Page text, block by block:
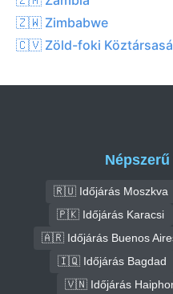
🇿🇼 Zimbabwe
🇨🇻 Zöld-foki
🇷🇺 Időjárás Moszkva
🇵🇰 Időjárás Karacsi
🇦🇷 Időjárás Buenos
🇮🇶 Időjárás Bagdad
🇻🇳 Időjárás